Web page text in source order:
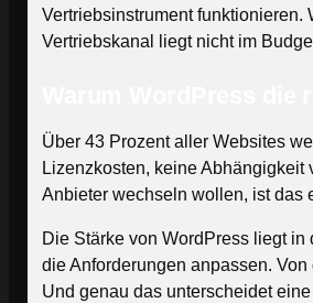
Vertriebsinstrument
Vertriebskanal liegt nicht im
Über 43 Prozent aller Websites
Lizenzkosten, keine
Anbieter wechseln wollen, ist das
Die Stärke von WordPress liegt
die Anforderungen anpassen.
Und genau das unterscheidet